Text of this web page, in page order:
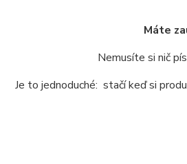
Máte
Nemusíte si nič
Je to jednoduché: stačí keď si